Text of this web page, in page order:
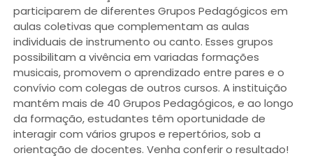
participarem de diferentes Grupos Pedagógicos em
aulas coletivas que complementam as aulas
individuais de instrumento ou canto. Esses grupos
possibilitam a vivência em variadas formações
musicais, promovem o aprendizado entre pares e o
convívio com colegas de outros cursos. A instituição
mantém mais de 40 Grupos Pedagógicos, e ao longo
da formação, estudantes têm oportunidade de
interagir com vários grupos e repertórios, sob a
orientação de docentes. Venha conferir o resultado!